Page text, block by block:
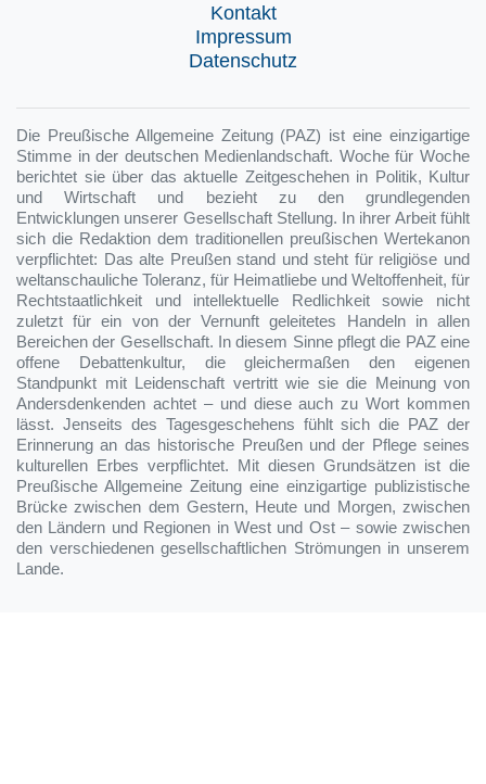
Kontakt
Impressum
Datenschutz
Die Preußische Allgemeine Zeitung (PAZ) ist eine einzigartige
Stimme in der deutschen Medienlandschaft. Woche für Woche
berichtet sie über das aktuelle Zeitgeschehen in Politik, Kultur
und Wirtschaft und bezieht zu den grundlegenden
Entwicklungen unserer Gesellschaft Stellung. In ihrer Arbeit fühlt
sich die Redaktion dem traditionellen preußischen Wertekanon
verpflichtet: Das alte Preußen stand und steht für religiöse und
weltanschauliche Toleranz, für Heimatliebe und Weltoffenheit, für
Rechtstaatlichkeit und intellektuelle Redlichkeit sowie nicht
zuletzt für ein von der Vernunft geleitetes Handeln in allen
Bereichen der Gesellschaft. In diesem Sinne pflegt die PAZ eine
offene Debattenkultur, die gleichermaßen den eigenen
Standpunkt mit Leidenschaft vertritt wie sie die Meinung von
Andersdenkenden achtet – und diese auch zu Wort kommen
lässt. Jenseits des Tagesgeschehens fühlt sich die PAZ der
Erinnerung an das historische Preußen und der Pflege seines
kulturellen Erbes verpflichtet. Mit diesen Grundsätzen ist die
Preußische Allgemeine Zeitung eine einzigartige publizistische
Brücke zwischen dem Gestern, Heute und Morgen, zwischen
den Ländern und Regionen in West und Ost – sowie zwischen
den verschiedenen gesellschaftlichen Strömungen in unserem
Lande.